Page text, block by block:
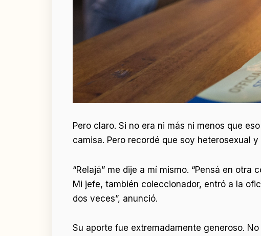
Pero claro. Si no era ni más ni menos que
camisa. Pero recordé que soy heterosexual
“Relajá” me dije a mí mismo. “Pensá en
Mi jefe, también coleccionador, entró a la
dos veces”, anunció.
Su aporte fue extremadamente generoso.